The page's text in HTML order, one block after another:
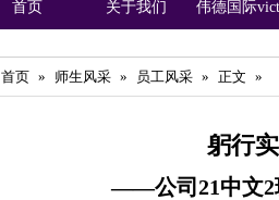
首页 关于我们 伟德国际
首页 » 师生风采 » 员工风采 » 正文 »
躬行
——公司21中文2